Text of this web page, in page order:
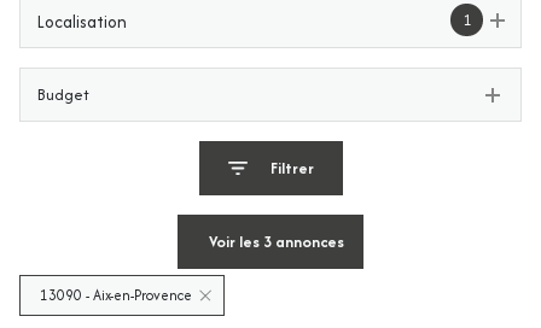
1
Localisation
Budget
Filtrer
Voir les 3 annonces
13090 - Aix-en-Provence